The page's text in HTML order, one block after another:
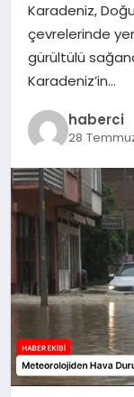
SPOR
TEKNOLOJI
YAŞAM
Karadeniz,
çevrelerinde
gürültülü
Karadeniz’in…
haberci
28